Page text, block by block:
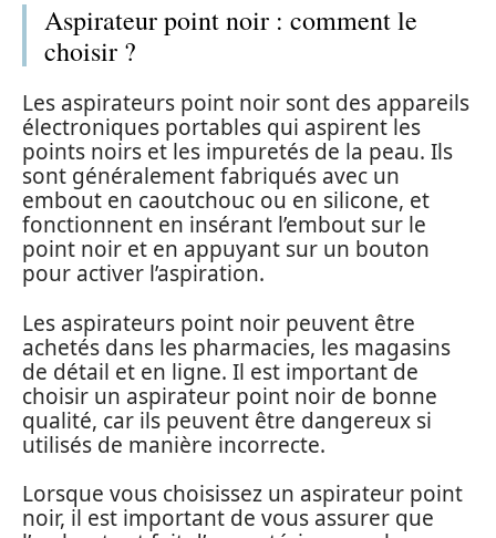
Aspirateur point noir : comment le
choisir ?
Les aspirateurs point noir sont des appareils
électroniques portables qui aspirent les
points noirs et les impuretés de la peau. Ils
sont généralement fabriqués avec un
embout en caoutchouc ou en silicone, et
fonctionnent en insérant l’embout sur le
point noir et en appuyant sur un bouton
pour activer l’aspiration.
Les aspirateurs point noir peuvent être
achetés dans les pharmacies, les magasins
de détail et en ligne. Il est important de
choisir un aspirateur point noir de bonne
qualité, car ils peuvent être dangereux si
utilisés de manière incorrecte.
Lorsque vous choisissez un aspirateur point
noir, il est important de vous assurer que